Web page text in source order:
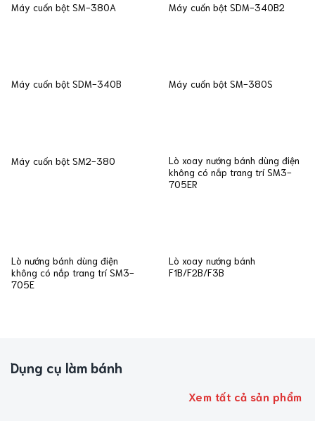
Máy cuốn bột SM-380A Máy cuốn bột SDM-340B2
Máy cuốn bột SDM-340B Máy cuốn bột SM-380S
Máy cuốn bột SM2-380
Lò xoay nướng bánh dùng điện
không có nắp trang trí SM3-
705ER
Lò nướng bánh dùng điện
không có nắp trang trí SM3-
705E
Lò xoay nướng bánh
F1B/F2B/F3B
Dụng cụ làm bánh
Xem tất cả sản phẩm